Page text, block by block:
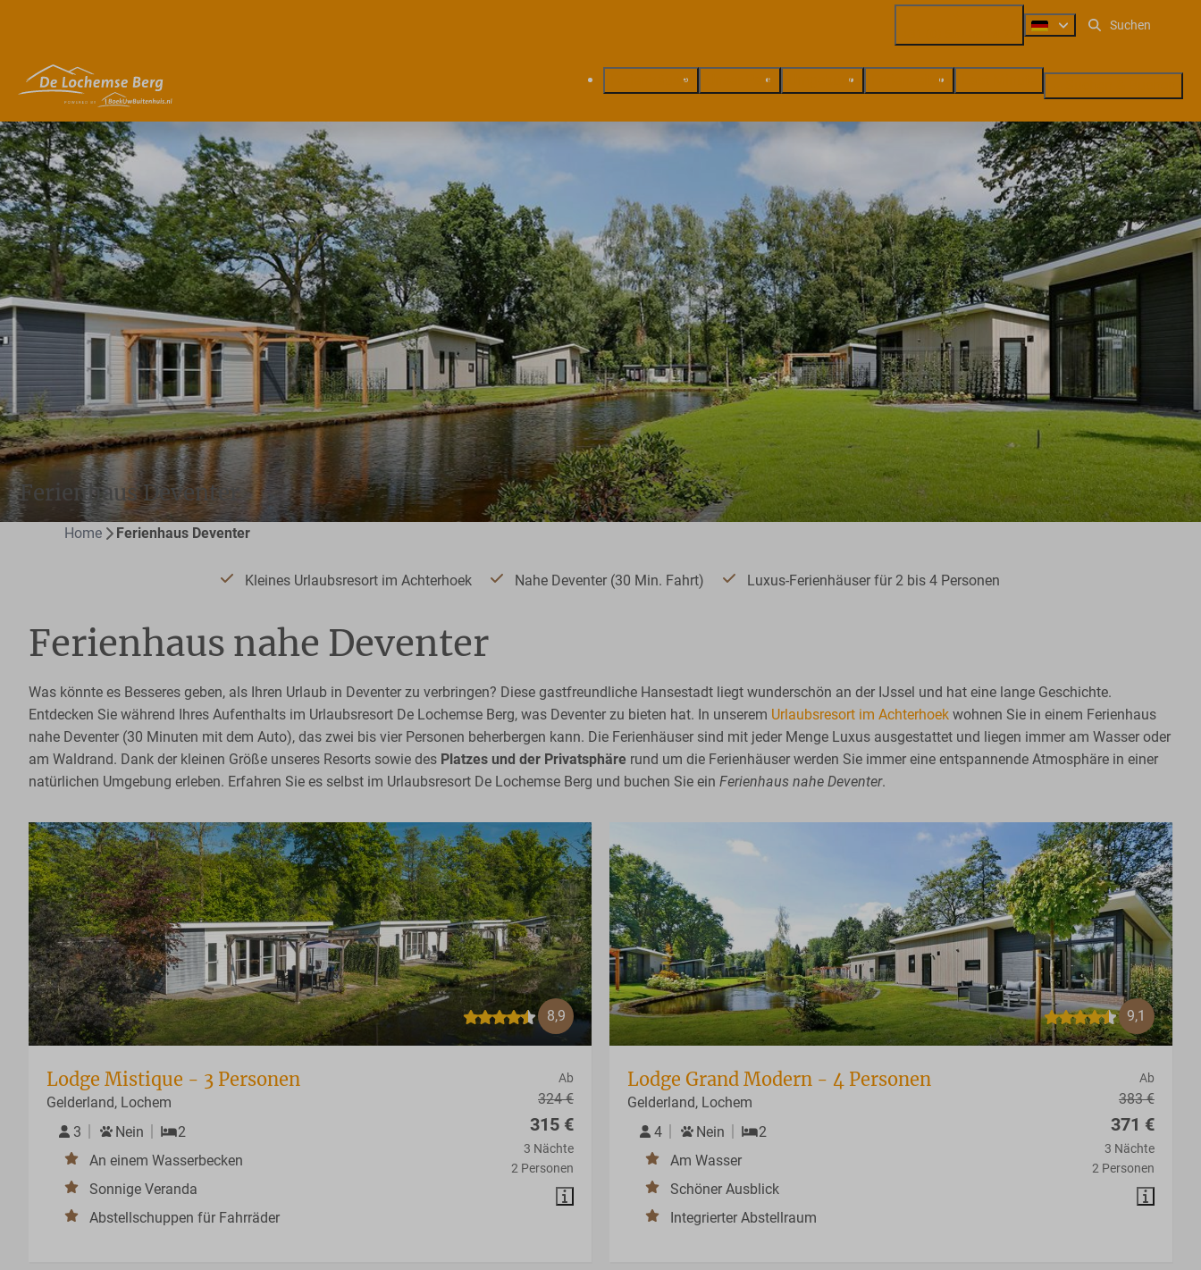
Ferienhäuser Unser Park Umgebung Ferienzeiten
Ferienhaus Deventer
Home Ferienhaus Deventer
Kleines Urlaubsresort im Achterhoek Nahe Deventer (30 Min. Fahrt) Luxus-Ferienhäuser für 2 bis 4 Personen
Ferienhaus nahe Deventer
Was könnte es Besseres geben, als Ihren Urlaub in Deventer zu verbringen? Diese gastfreundliche Hansestadt liegt wunderschön an der IJssel und hat eine lange Geschichte.
Entdecken Sie während Ihres Aufenthalts im Urlaubsresort De Lochemse Berg, was Deventer zu bieten hat. In unserem Urlaubsresort im Achterhoek wohnen Sie in einem Ferienhaus
nahe Deventer (30 Minuten mit dem Auto), das zwei bis vier Personen beherbergen kann. Die Ferienhäuser sind mit jeder Menge Luxus ausgestattet und liegen immer am Wasser oder
am Waldrand. Dank der kleinen Größe unseres Resorts sowie des Platzes und der Privatsphäre rund um die Ferienhäuser werden Sie immer eine entspannende Atmosphäre in einer
natürlichen Umgebung erleben. Erfahren Sie es selbst im Urlaubsresort De Lochemse Berg und buchen Sie einFerienhaus nahe Deventer.
8,9
Ab
324 €
315 €
3 Nächte
2 Personen
Lodge Mistique - 3 Personen
Gelderland, Lochem
3
Nein
2
An einem Wasserbecken
Sonnige Veranda
Abstellschuppen für Fahrräder
9,1
Ab
383 €
371 €
3 Nächte
2 Personen
Lodge Grand Modern - 4 Personen
Gelderland, Lochem
4
Nein
2
Am Wasser
Schöner Ausblick
Integrierter Abstellraum